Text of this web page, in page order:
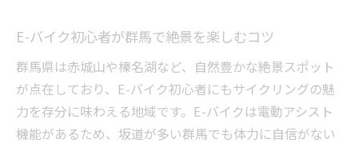
E-バイク初心者が群馬で絶景を楽しむコツ
群馬県は赤城山や榛名湖など、自然豊かな絶景スポット
が点在しており、E-バイク初心者にもサイクリングの魅
力を存分に味わえる地域です。E-バイクは電動アシスト
機能があるため、坂道が多い群馬でも体力に自信がない